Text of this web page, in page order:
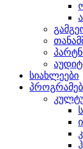
სიახლეები